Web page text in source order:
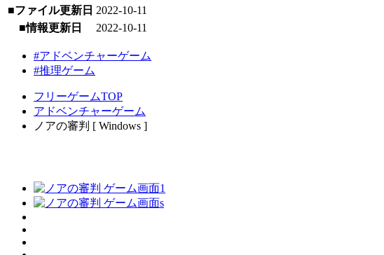
■ファイル更新日 2022-10-11
■情報更新日
2022-10-11
#アドベンチャーゲーム
#推理ゲーム
フリーゲームTOP
アドベンチャーゲーム
ノアの審判 [ Windows ]